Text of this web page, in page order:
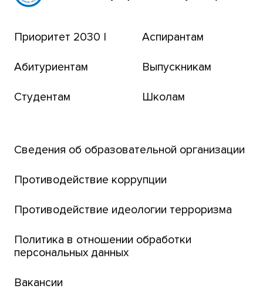
Томский региональный центр коллективного
Транссибирский научный путь
Парк социогуманитарных технологий ТГУ
Английский для всех
ТГУ
Интернет-лицей
Открытые онлайн-курсы (MOOCs)
Платежи онлайн
Приоритет 2030 |
Абитуриентам
Студентам
Аспирантам
Выпускникам
Школам
Сведения об образовательной организации
Противодействие коррупции
Противодействие идеологии терроризма
Политика в отношении обработки
персональных данных
Вакансии